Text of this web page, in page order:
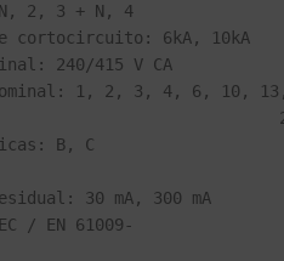
2, 3 + N, 4
cortocircuito: 6kA, 10kA
240/415 V CA
1, 2, 3, 4, 6, 10,
B, C
30 mA, 300 mA
/ EN 61009-